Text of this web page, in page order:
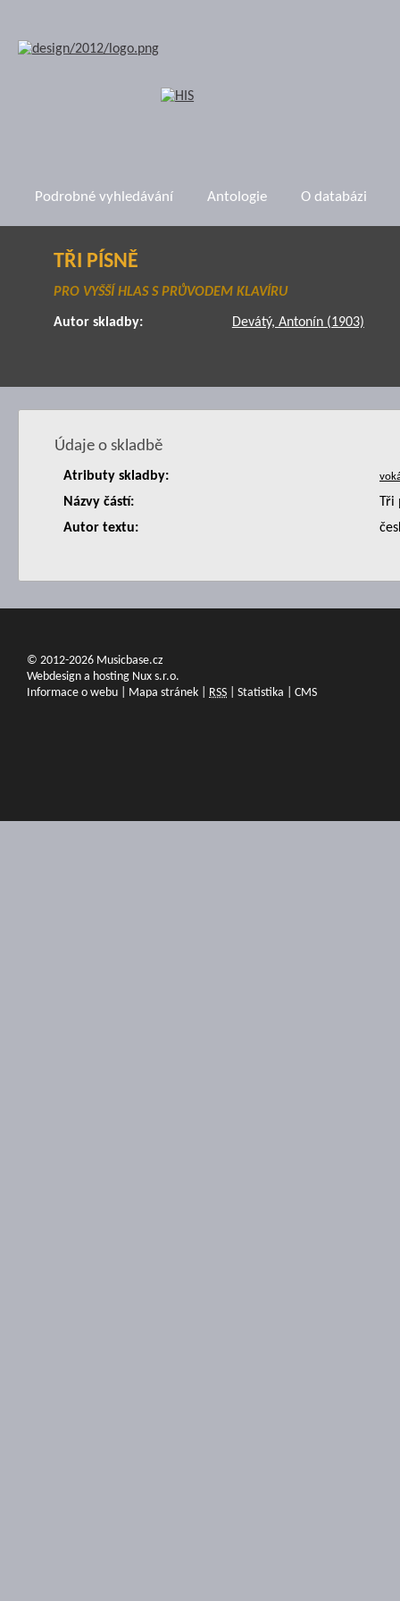
Podrobné vyhledávání Antologie O databázi
TŘI PÍSNĚ
PRO VYŠŠÍ HLAS S PRŮVODEM KLAVÍRU
Autor skladby: Devátý, Antonín (1903)
Údaje o skladbě
Atributy skladby:
Názvy částí:
Tři
Autor textu:
© 2012-2026 Musicbase.cz
Webdesign a hosting Nux s.r.o.
Informace o webu
Mapa stránek RSS Statistika CMS